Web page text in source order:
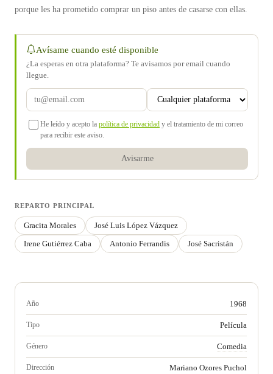
porque les ha prometido comprar un piso antes de casarse con ellas.
Avísame cuando esté disponible
¿La esperas en otra plataforma? Te avisamos por email cuando
llegue.
He leído y acepto la política de privacidad y el tratamiento de mi correo
para recibir este aviso.
Avisarme
REPARTO PRINCIPAL
Gracita Morales
José Luis López Vázquez
Irene Gutiérrez Caba
Antonio Ferrandis José Sacristán
Año 1968
Tipo Película
Género Comedia
Dirección Mariano Ozores Puchol